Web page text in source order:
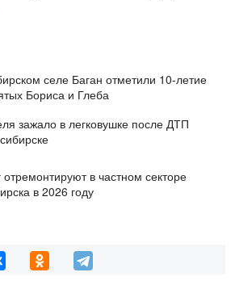
селе Баган отметили 10-летие
Бориса и Глеба
зажало в легковушке после ДТП
отремонтируют в частном секторе
в 2026 году